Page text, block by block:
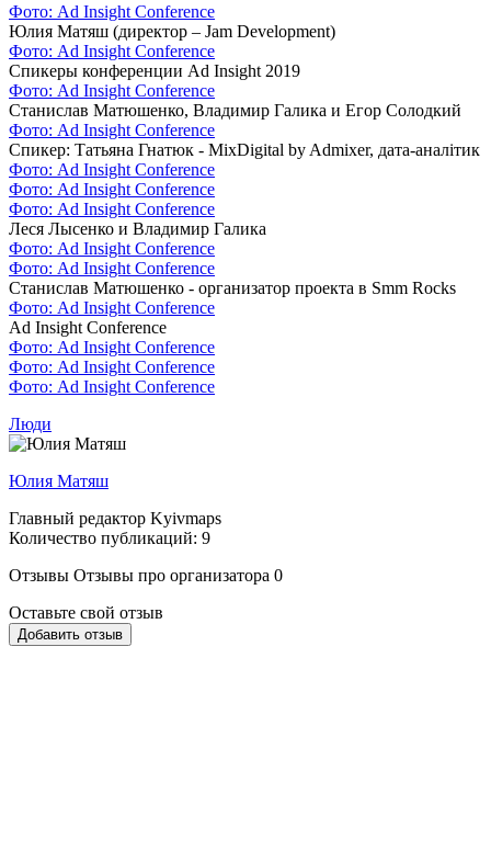
Фото: Ad Insight Conference
Юлия Матяш (директор – Jam Development)
Фото: Ad Insight Conference
Спикеры конференции Ad Insight 2019
Фото: Ad Insight Conference
Станислав Матюшенко, Владимир Галика и Егор Солодкий
Фото: Ad Insight Conference
Спикер: Татьяна Гнатюк - MixDigital by Admixer, дата-аналітик
Фото: Ad Insight Conference
Фото: Ad Insight Conference
Фото: Ad Insight Conference
Леся Лысенко и Владимир Галика
Фото: Ad Insight Conference
Фото: Ad Insight Conference
Станислав Матюшенко - организатор проекта в Smm Rocks
Фото: Ad Insight Conference
Ad Insight Conference
Фото: Ad Insight Conference
Фото: Ad Insight Conference
Фото: Ad Insight Conference
Люди
Юлия Матяш
Главный редактор Kyivmaps
Количество публикаций: 9
Отзывы Отзывы про организатора 0
Оставьте свой отзыв
Добавить отзыв